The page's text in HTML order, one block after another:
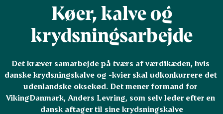
Køer, kalve og
krydsningsarbejde
Det kræver samarbejde på tværs af værdikæden, hvis
danske krydsningskalve og -kvier skal udkonkurrere det
udenlandske oksekød. Det mener formand for
VikingDanmark, Anders Levring, som selv leder efter en
dansk aftager til sine krydsningskalve